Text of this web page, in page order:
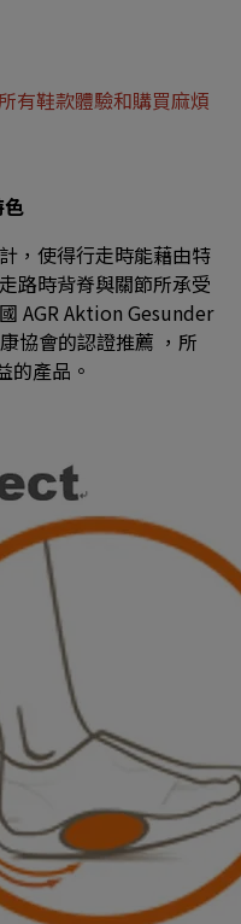
有鞋款體驗和購買麻煩
色
，使得行走時能藉由特
路時背脊與關節所承受
AGR Aktion Gesunder
協會的認證推薦 ，所
的產品。